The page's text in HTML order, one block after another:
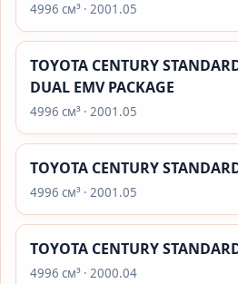
4996 см³ · 2001.05
TOYOTA CENTURY
DUAL EMV PACKAGE
4996 см³ · 2001.05
TOYOTA CENTURY
4996 см³ · 2001.05
TOYOTA CENTURY
4996 см³ · 2000.04